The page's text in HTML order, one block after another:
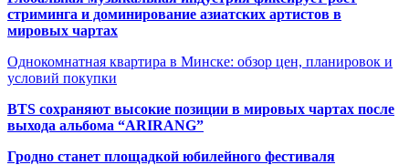
стриминга и доминирование азиатских артистов в
мировых чартах
Однокомнатная квартира в Минске: обзор цен, планировок и
условий покупки
BTS сохраняют высокие позиции в мировых чартах после
выхода альбома “ARIRANG”
Гродно станет площадкой юбилейного фестиваля